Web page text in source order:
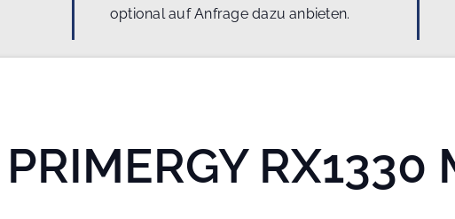
optional auf Anfrage dazu anbieten.
PRIMERGY RX1330